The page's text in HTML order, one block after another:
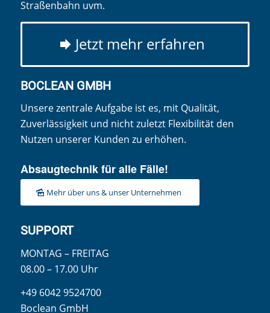
Straßenbahn uvm.
Jetzt mehr erfahren
BOCLEAN GMBH
Unsere zentrale Aufgabe ist es, mit Qualität,
Zuverlässigkeit und nicht zuletzt Flexibilität den
Nutzen unserer Kunden zu erhöhen.
Absaugtechnik für alle Fälle!
Mehr über uns & unser Unternehmen
SUPPORT
MONTAG – FREITAG
08.00 – 17.00 Uhr
+49 6042 9524700
Boclean GmbH